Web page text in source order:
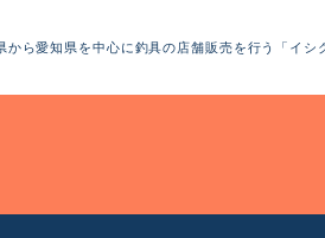
から愛知県を中心に釣具の店舗販売を行う「イ